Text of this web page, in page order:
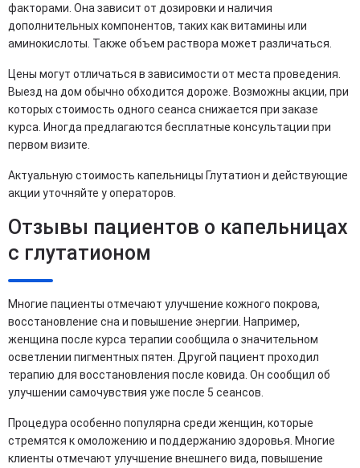
факторами. Она зависит от дозировки и наличия
дополнительных компонентов, таких как витамины или
аминокислоты. Также объем раствора может различаться.
Цены могут отличаться в зависимости от места проведения.
Выезд на дом обычно обходится дороже. Возможны акции, при
которых стоимость одного сеанса снижается при заказе
курса. Иногда предлагаются бесплатные консультации при
первом визите.
Актуальную стоимость капельницы Глутатион и действующие
акции уточняйте у операторов.
Отзывы пациентов о капельницах
с глутатионом
Многие пациенты отмечают улучшение кожного покрова,
восстановление сна и повышение энергии. Например,
женщина после курса терапии сообщила о значительном
осветлении пигментных пятен. Другой пациент проходил
терапию для восстановления после ковида. Он сообщил об
улучшении самочувствия уже после 5 сеансов.
Процедура особенно популярна среди женщин, которые
стремятся к омоложению и поддержанию здоровья. Многие
клиенты отмечают улучшение внешнего вида, повышение